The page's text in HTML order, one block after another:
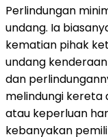
Perlindungan
undang. Ia
kematian pihak
undang
dan
melindungi kereta
atau keperluan
kebanyakan